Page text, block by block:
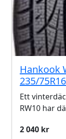
Hankook
235/
Ett
RW10 har
2 040 kr